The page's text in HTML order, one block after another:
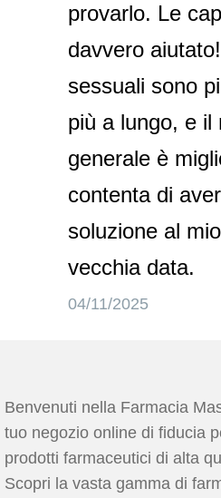
provarlo. Le
davvero
sessuali sono
più a lungo, e il
generale è
contenta di
soluzione al
vecchia data.
04/11/2025
Benvenuti nella Farmacia
tuo negozio online di fiducia
prodotti farmaceutici di alta
Scopri la vasta gamma di